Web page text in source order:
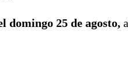
domingo 25 de agosto,